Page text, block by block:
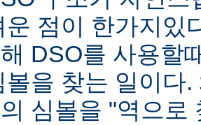
운 점이 한가지있
DSO를 사용할
볼을 찾는 일이다
심볼을 "역으로